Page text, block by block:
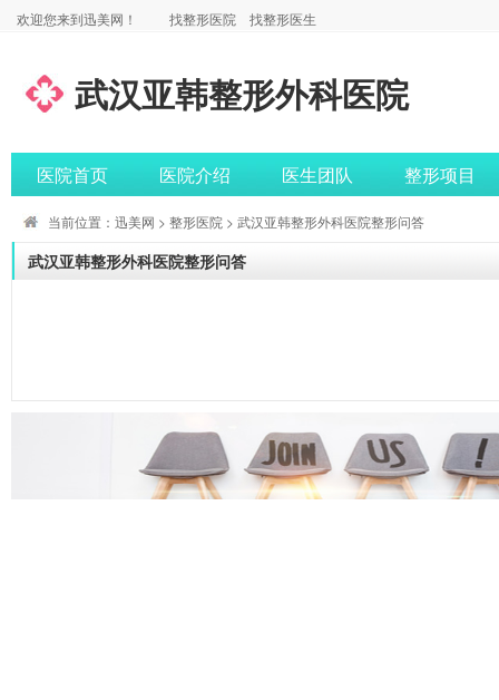
欢迎您来到迅美网！ 找整形医院 找整形医生
武汉亚韩整形外科医院
医院首页 医院介绍 医生团队 整形项目
当前位置： 迅美网 > 整形医院 > 武汉亚韩整形外科医院整形问答
武汉亚韩整形外科医院整形问答